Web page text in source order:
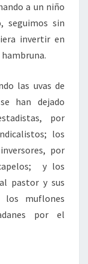
a un niño
seguimos sin
invertir en
las uvas de
han dejado
por
los
por
y los
pastor y sus
los muflones
por el